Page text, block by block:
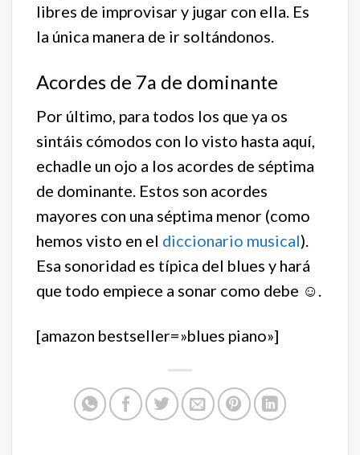
libres de improvisar y jugar con ella. Es
la única manera de ir soltándonos.
Acordes de 7a de dominante
Por último, para todos los que ya os
sintáis cómodos con lo visto hasta aquí,
echadle un ojo a los acordes de séptima
de dominante. Estos son acordes
mayores con una séptima menor (como
hemos visto en el diccionario musical).
Esa sonoridad es típica del blues y hará
que todo empiece a sonar como debe ☺️.
[amazon bestseller=»blues piano»]